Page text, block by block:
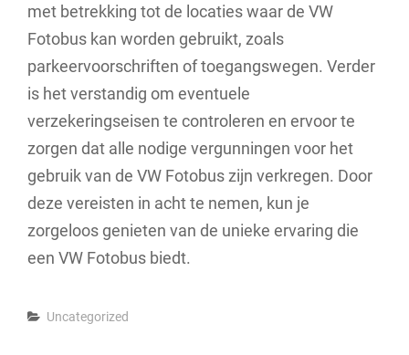
met betrekking tot de locaties waar de VW
Fotobus kan worden gebruikt, zoals
parkeervoorschriften of toegangswegen. Verder
is het verstandig om eventuele
verzekeringseisen te controleren en ervoor te
zorgen dat alle nodige vergunningen voor het
gebruik van de VW Fotobus zijn verkregen. Door
deze vereisten in acht te nemen, kun je
zorgeloos genieten van de unieke ervaring die
een VW Fotobus biedt.
Categories
Uncategorized